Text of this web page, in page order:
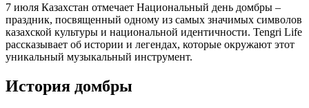
7 июля Казахстан отмечает Национальный день домбры –
праздник, посвященный одному из самых значимых символов
казахской культуры и национальной идентичности. Tengri Life
рассказывает об истории и легендах, которые окружают этот
уникальный музыкальный инструмент.
История домбры